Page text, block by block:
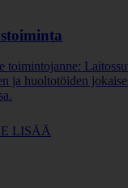
toimintojanne:
ja huoltotöiden
LISÄÄ